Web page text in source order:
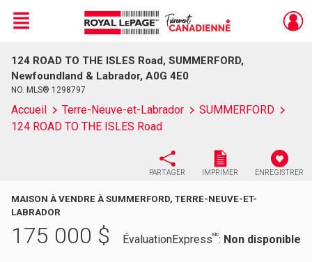
Live
En Direct
Menu
124 ROAD TO THE ISLES Road, SUMMERFORD,
Newfoundland & Labrador, A0G 4E0
NO. MLS® 1298797
Accueil Terre-Neuve-et-Labrador
SUMMERFORD
124 ROAD TO THE ISLES Road
PARTAGER IMPRIMER ENREGISTRER
MAISON À VENDRE À SUMMERFORD, TERRE-NEUVE-ET-
LABRADOR
175 000 $ ÉvaluationExpressMC: Non disponible